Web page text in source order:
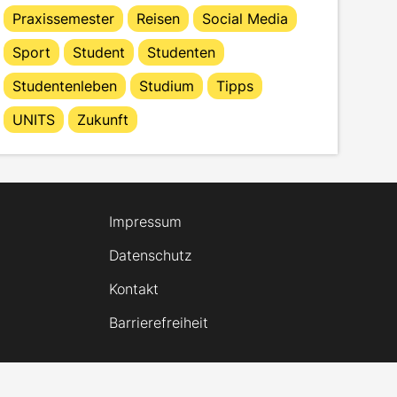
Praxissemester
Reisen
Social Media
Sport
Student
Studenten
Studentenleben
Studium
Tipps
UNITS
Zukunft
Impressum
Datenschutz
Kontakt
Barrierefreiheit